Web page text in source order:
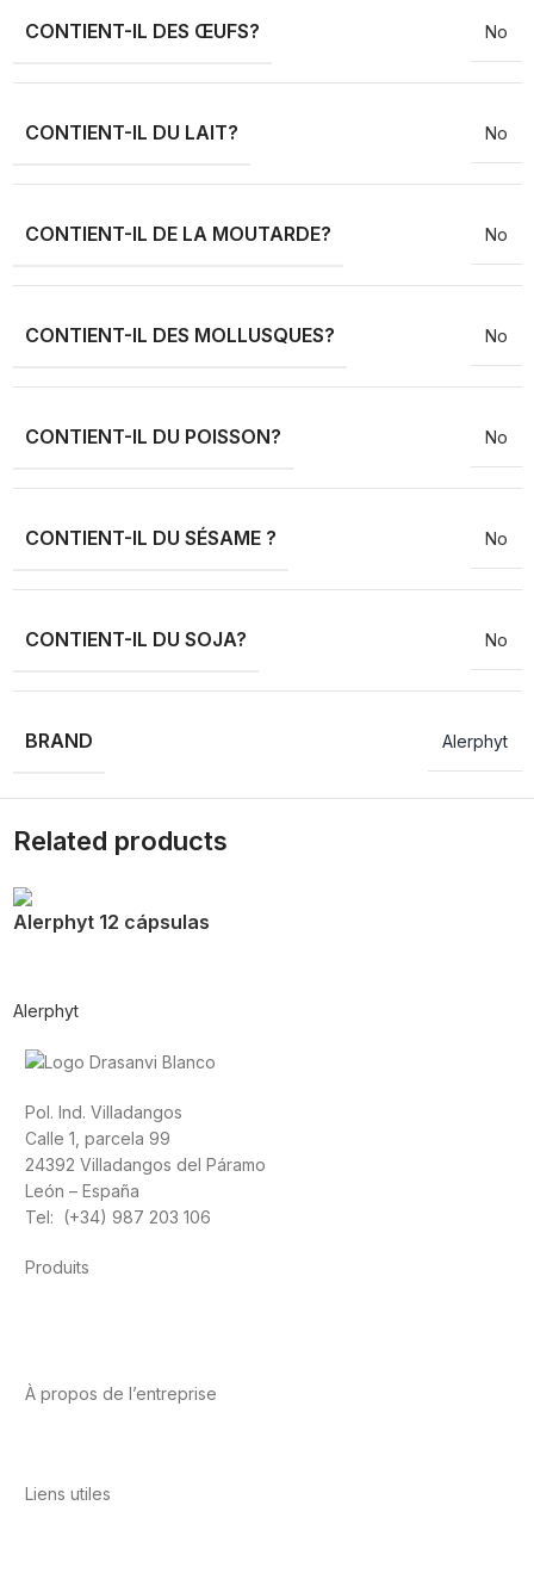
CONTIENT-IL DES ŒUFS? No
CONTIENT-IL DU LAIT? No
CONTIENT-IL DE LA MOUTARDE? No
CONTIENT-IL DES MOLLUSQUES? No
CONTIENT-IL DU POISSON? No
CONTIENT-IL DU SÉSAME ? No
CONTIENT-IL DU SOJA? No
BRAND Alerphyt
Related products
Alerphyt 12 cápsulas
Alerphyt
Pol. Ind. Villadangos
Calle 1, parcela 99
24392 Villadangos del Páramo
León – España
Tel: (+34) 987 203 106
Produits
À propos de l’entreprise
Liens utiles